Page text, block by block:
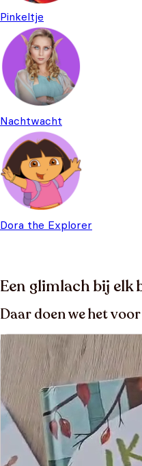
Pinkeltje
Nachtwacht
Dora the Explorer
Een glimlach bij elk
Daar doen we het voor